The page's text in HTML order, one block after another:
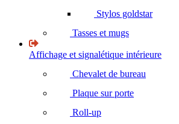
Stylos goldstar
Tasses et mugs
Affichage et signalétique intérieure
Chevalet de bureau
Plaque sur porte
Roll-up